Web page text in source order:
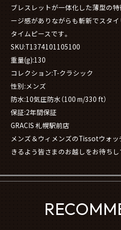
ブレスレットが一体化した薄型の
ージ感がありながらも斬新でスタイ
タイムピースです。
SKU:T1374101105100
重量(g):130
コレクション:T-クラシック
性別:メンズ
防水:10気圧防水（100 m/330 ft）
保証:2年間保証
GRACIS 札幌駅前店
メンズ＆ウィメンズのTissotウォ
きるよう皆さまのお越しをお待ちし